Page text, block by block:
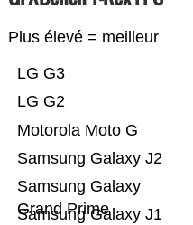
Plus élevé = meilleur
Samsung Galaxy J1
Samsung Galaxy
Grand Prime
Samsung Galaxy J2
Motorola Moto G
LG G2
LG G3